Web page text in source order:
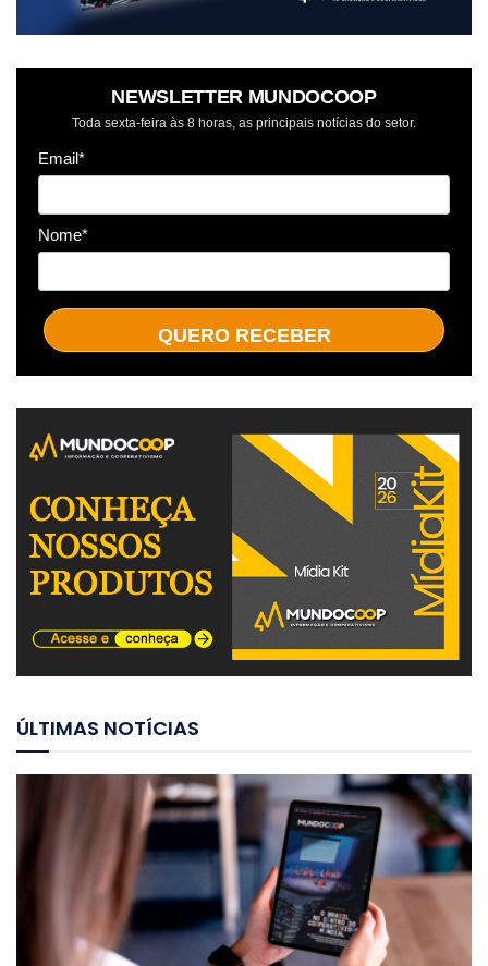
NEWSLETTER MUNDOCOOP
Toda sexta-feira às 8 horas, as principais notícias do setor.
Email*
Nome*
QUERO RECEBER
ÚLTIMAS NOTÍCIAS